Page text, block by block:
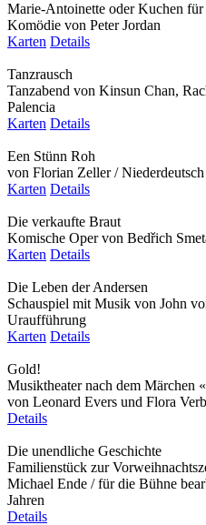
Marie-Antoinette oder Kuchen für
Komödie von Peter Jordan
Karten Details
Tanzrausch
Tanzabend von Kinsun Chan,
Palencia
Karten Details
Een Stünn Roh
von Florian Zeller /
Karten Details
Die verkaufte Braut
Komische Oper von Bedřich
Karten Details
Die Leben der Andersen
Schauspiel mit Musik von John
Uraufführung
Karten Details
Gold!
Musiktheater nach dem Märchen
von Leonard Evers und Flora
Details
Die unendliche Geschichte
Familienstück zur
Michael Ende / für die Bühne
Jahren
Details